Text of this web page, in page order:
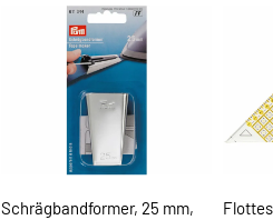
Schrägbandformer, 25 mm,